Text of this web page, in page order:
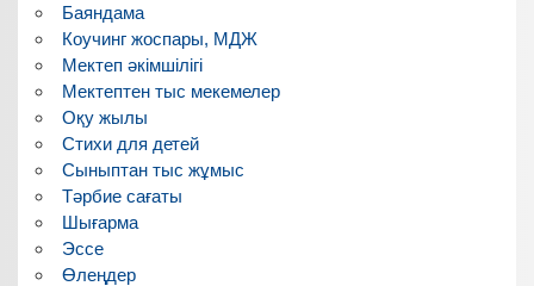
Баяндама
Коучинг жоспары, МДЖ
Мектеп әкімшілігі
Мектептен тыс мекемелер
Оқу жылы
Стихи для детей
Сыныптан тыс жұмыс
Тәрбие сағаты
Шығарма
Эссе
Өлеңдер